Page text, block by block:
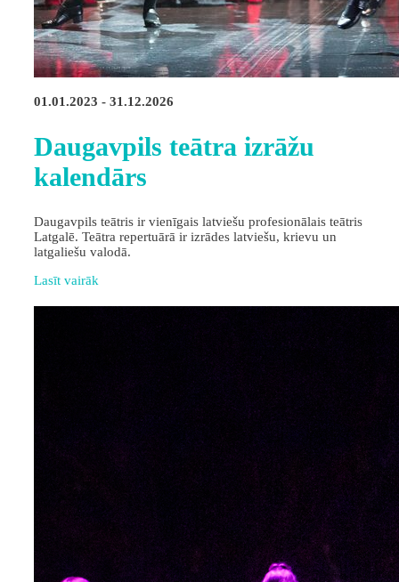
01.01.2023 - 31.12.2026
Daugavpils teātra izrāžu
kalendārs
Daugavpils teātris ir vienīgais latviešu profesionālais teātris
Latgalē. Teātra repertuārā ir izrādes latviešu, krievu un
latgaliešu valodā.
Lasīt vairāk